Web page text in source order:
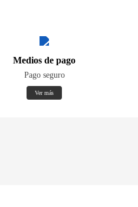
Medios de pago
Pago seguro
Ver más